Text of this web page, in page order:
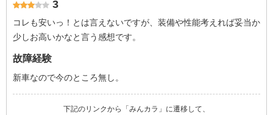
3
コレも安いっ！とは言えないですが、装備や性能考えれば妥当か
少しお高いかなと言う感想です。
故障経験
新車なので今のところ無し。
下記のリンクから「みんカラ」に遷移して、